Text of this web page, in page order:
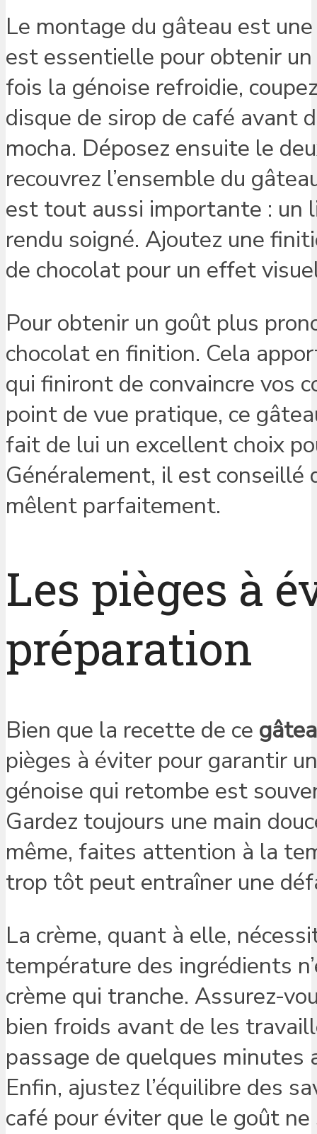
Le montage du gâteau est
est essentielle pour obtenir
fois la génoise refroidie,
disque de sirop de café avant
mocha. Déposez ensuite le
recouvrez l’ensemble du
est tout aussi importante : un
rendu soigné. Ajoutez une
de chocolat pour un effet
Pour obtenir un goût plus
chocolat en finition. Cela
qui finiront de convaincre vos
point de vue pratique, ce
fait de lui un excellent choix
Généralement, il est conseillé
mêlent parfaitement.
Les pièges à
préparation
Bien que la recette de ce
pièges à éviter pour garantir
génoise qui retombe est
Gardez toujours une main
même, faites attention à la
trop tôt peut entraîner une
La crème, quant à elle,
température des ingrédients
crème qui tranche. Assurez-
bien froids avant de les
passage de quelques
Enfin, ajustez l’équilibre des
café pour éviter que le goût